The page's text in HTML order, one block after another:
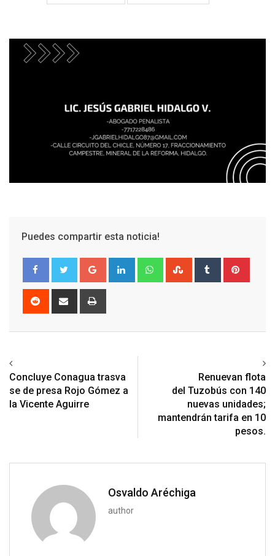
Puedes compartir esta noticia!
Google+ LinkedIn WhatsappStumbleUpon
Tumblr
Reddit
Share
Concluye Conagua trasva
se de presa Rojo Gómez a
la Vicente Aguirre
Renuevan flota
del Tuzobús con 140
nuevas unidades;
mantendrán tarifa en 10
pesos.
Osvaldo Aréchiga
author